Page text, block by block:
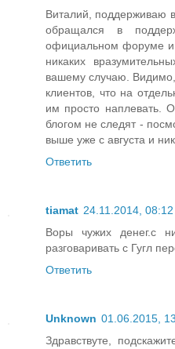
Виталий, поддерживаю
обращался в
официальном форуме
никаких
вашему случаю.
клиентов, что на
им просто наплевать.
блогом не следят -
выше уже с августа и
Ответить
tiamat 24.11.2014, 08:12
Воры чужих денег.с
разговаривать с Гугл
Ответить
Unknown 01.06.2015,
Здравствуте,